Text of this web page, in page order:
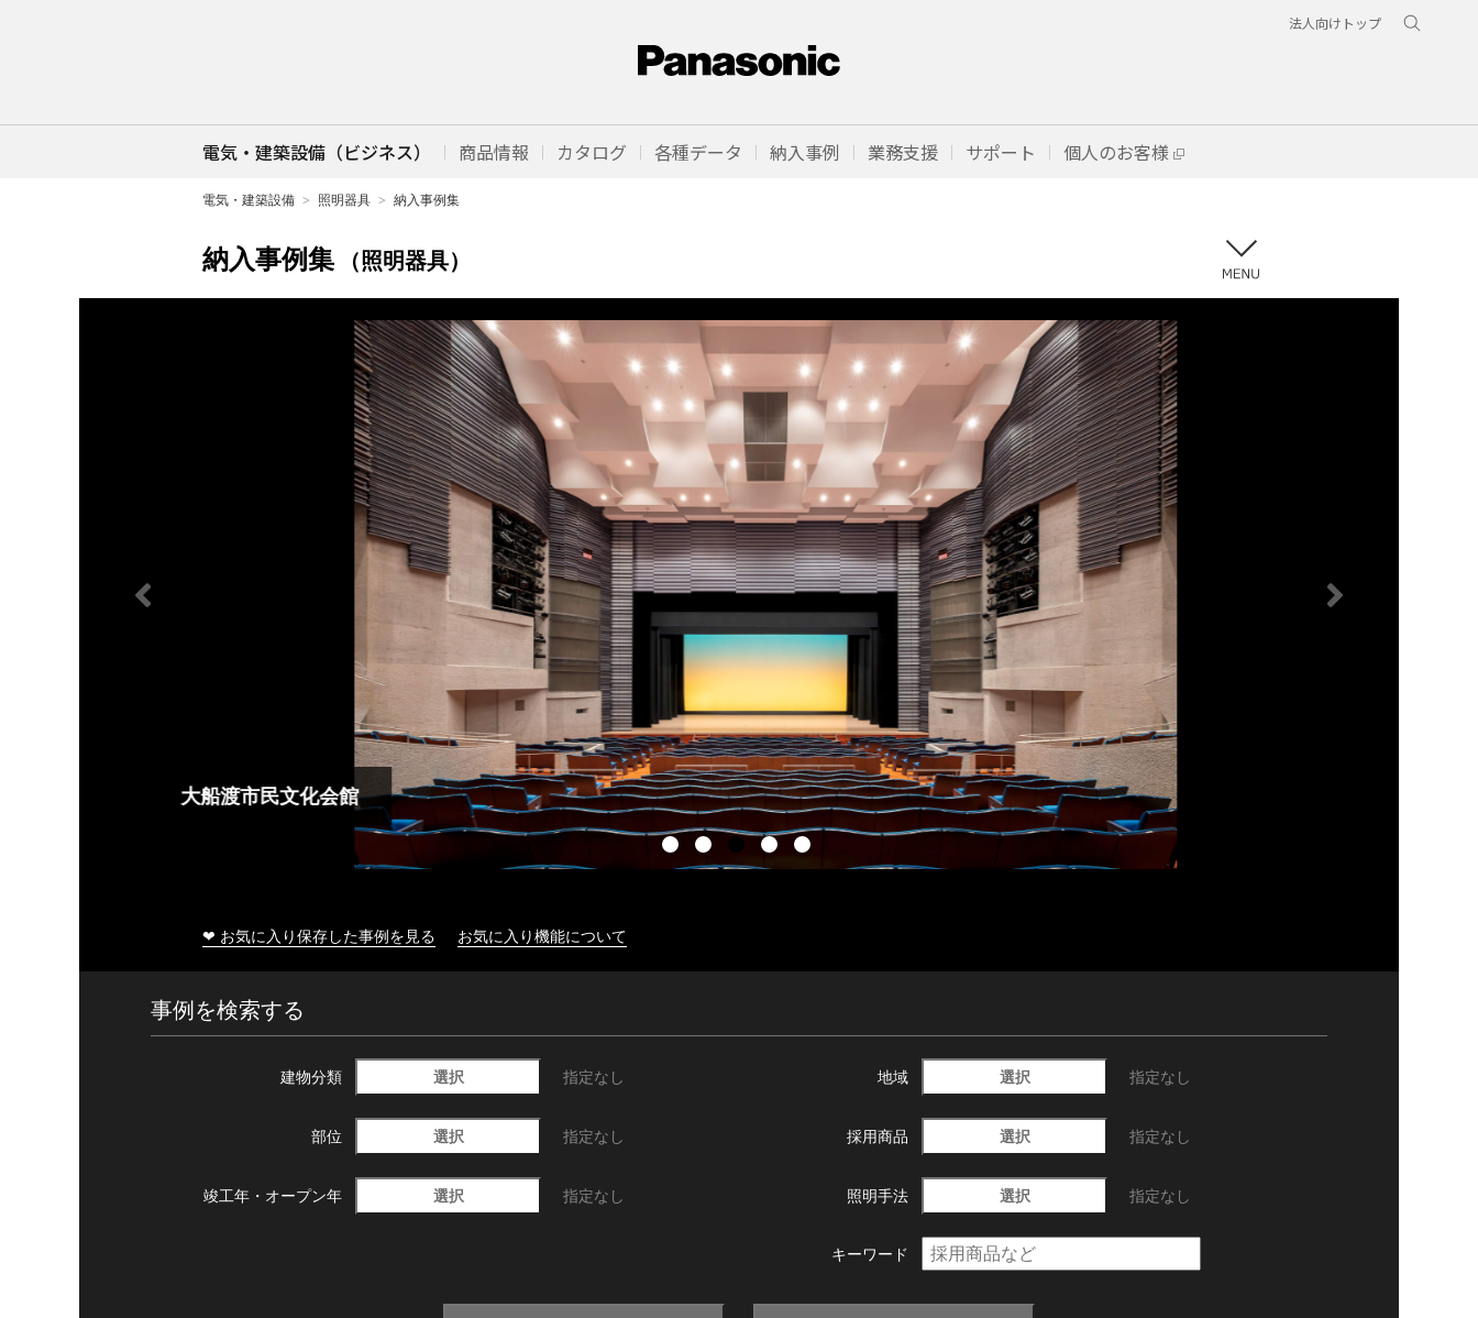
法人向けトップ
電気・建築設備（ビジネス） 商品情報 カタログ 各種データ 納入事例 業務支援 サポート 個人のお客様
電気・建築設備 照明器具 納入事例集
納入事例集 （照明器具）
大船渡市民文化会館
❤ お気に入り保存した事例を見る お気に入り機能について
事例を検索する
建物分類 選択 指定なし 地域 選択 指定なし
部位 選択 指定なし 採用商品 選択 指定なし
竣工年・ オープン年 選択 指定なし 照明手法 選択 指定なし
キーワード